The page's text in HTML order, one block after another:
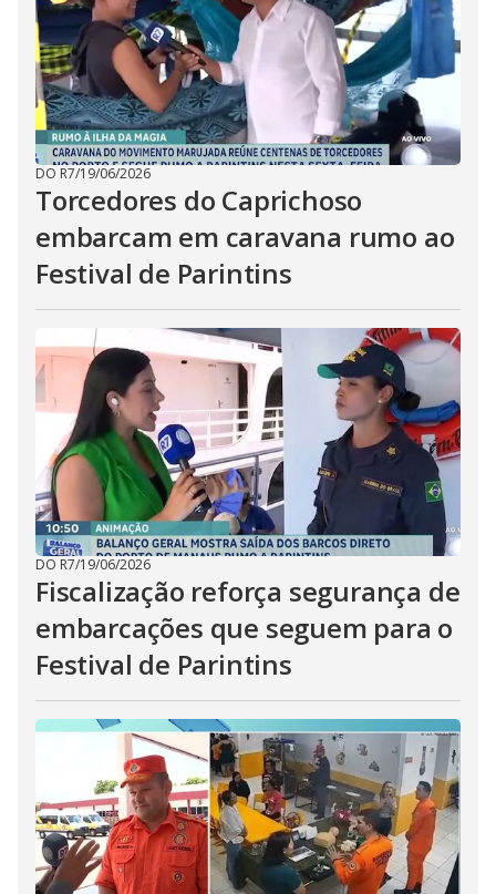
DO R7/19/06/2026
Torcedores do Caprichoso
embarcam em caravana rumo ao
Festival de Parintins
DO R7/19/06/2026
Fiscalização reforça segurança de
embarcações que seguem para o
Festival de Parintins